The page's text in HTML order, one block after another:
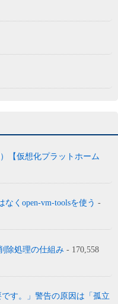
【仮想化プラットホーム
くopen-vm-toolsを使う -
除処理の仕組み - 170,558
す。」警告の原因は「孤立